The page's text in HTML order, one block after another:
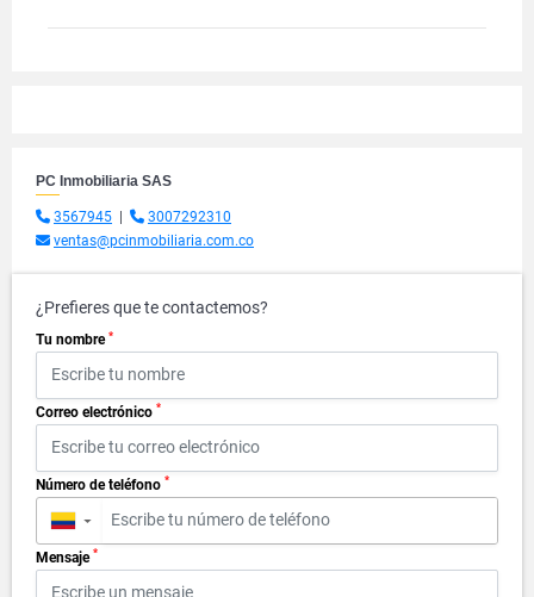
PC Inmobiliaria SAS
3567945
3007292310
ventas@pcinmobiliaria.com.co
¿Prefieres que te contactemos?
Tu nombre *
Correo electrónico *
Número de teléfono *
▼
Mensaje *